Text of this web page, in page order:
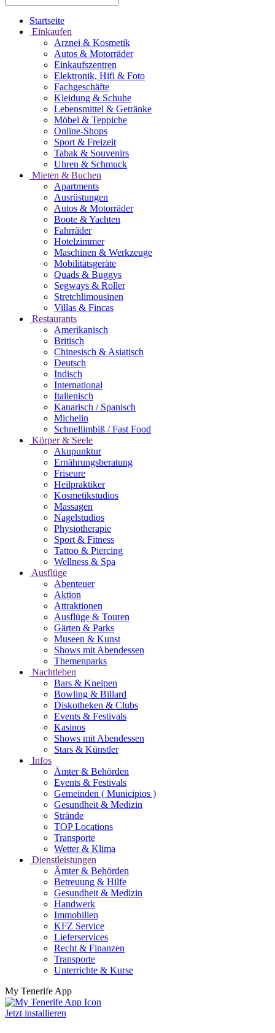
Startseite
Einkaufen
Arznei & Kosmetik
Autos & Motorräder
Einkaufszentren
Elektronik, Hifi & Foto
Fachgeschäfte
Kleidung & Schuhe
Lebensmittel & Getränke
Möbel & Teppiche
Online-Shops
Sport & Freizeit
Tabak & Souvenirs
Uhren & Schmuck
Mieten & Buchen
Apartments
Ausrüstungen
Autos & Motorräder
Boote & Yachten
Fahrräder
Hotelzimmer
Maschinen & Werkzeuge
Mobilitätsgeräte
Quads & Buggys
Segways & Roller
Stretchlimousinen
Villas & Fincas
Restaurants
Amerikanisch
Britisch
Chinesisch & Asiatisch
Deutsch
Indisch
International
Italienisch
Kanarisch / Spanisch
Michelin
Schnellimbiß / Fast Food
Körper & Seele
Akupunktur
Ernährungsberatung
Friseure
Heilpraktiker
Kosmetikstudios
Massagen
Nagelstudios
Physiotherapie
Sport & Fitness
Tattoo & Piercing
Wellness & Spa
Ausflüge
Abenteuer
Aktion
Attraktionen
Ausflüge & Touren
Gärten & Parks
Museen & Kunst
Shows mit Abendessen
Themenparks
Nachtleben
Bars & Kneipen
Bowling & Billard
Diskotheken & Clubs
Events & Festivals
Kasinos
Shows mit Abendessen
Stars & Künstler
Infos
Ämter & Behörden
Events & Festivals
Gemeinden ( Municipios )
Gesundheit & Medizin
Strände
TOP Locations
Transporte
Wetter & Klima
Dienstleistungen
Ämter & Behörden
Betreuung & Hilfe
Gesundheit & Medizin
Handwerk
Immobilien
KFZ Service
Lieferservices
Recht & Finanzen
Transporte
Unterrichte & Kurse
My Tenerife App
Jetzt installieren